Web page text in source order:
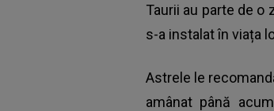
Taurii au parte de
s-a instalat în viața
Astrele le
amânat până